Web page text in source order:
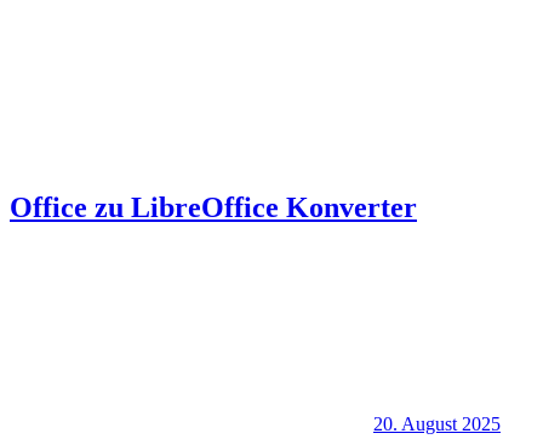
Office zu LibreOffice Konverter
20. August 2025